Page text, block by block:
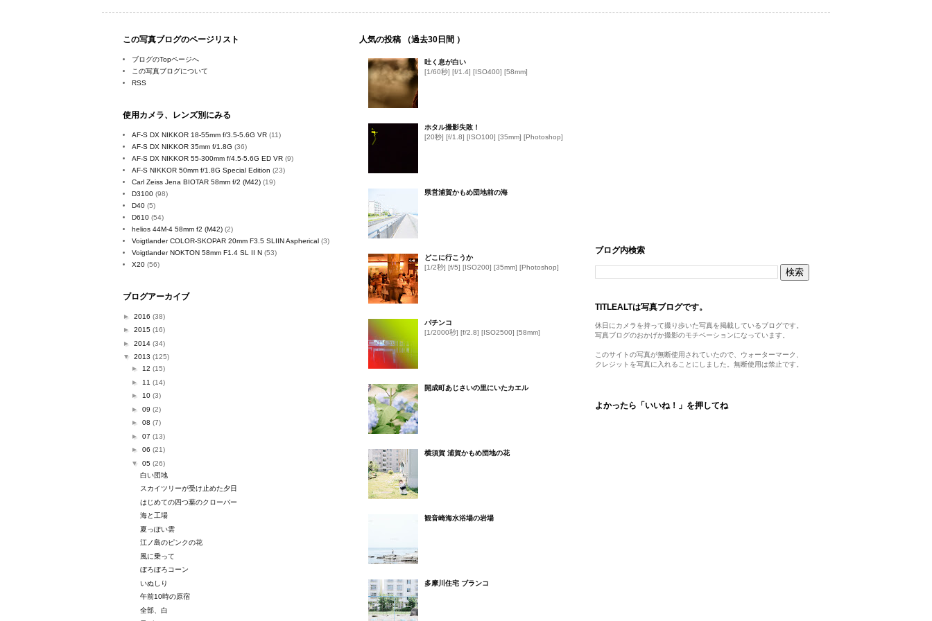
この写真ブログのページリスト
ブログのTopページへ
この写真ブログについて
RSS
使用カメラ、レンズ別にみる
AF-S DX NIKKOR 18-55mm f/3.5-5.6G VR (11)
AF-S DX NIKKOR 35mm f/1.8G (36)
AF-S DX NIKKOR 55-300mm f/4.5-5.6G ED VR (9)
AF-S NIKKOR 50mm f/1.8G Special Edition (23)
Carl Zeiss Jena BIOTAR 58mm f/2 (M42) (19)
D3100 (98)
D40 (5)
D610 (54)
helios 44M-4 58mm f2 (M42) (2)
Voigtlander COLOR-SKOPAR 20mm F3.5 SLIIN Aspherical (3)
Voigtlander NOKTON 58mm F1.4 SL II N (53)
X20 (56)
ブログアーカイブ
► 2016 (38)
► 2015 (16)
► 2014 (34)
▼ 2013 (125)
► 12 (15)
► 11 (14)
► 10 (3)
► 09 (2)
► 08 (7)
► 07 (13)
► 06 (21)
▼ 05 (26)
白い団地
スカイツリーが受け止めた夕日
はじめての四つ葉のクローバー
海と工場
夏っぽい雲
江ノ島のピンクの花
風に乗って
ぼろぼろコーン
いぬしり
午前10時の原宿
全部、白
人気の投稿 （過去30日間 ）
吐く息が白い
[1/60秒] [f/1.4] [ISO400] [58mm]
ホタル撮影失敗！
[20秒] [f/1.8] [ISO100] [35mm] [Photoshop]
県営浦賀かもめ団地前の海
どこに行こうか
[1/2秒] [f/5] [ISO200] [35mm] [Photoshop]
パチンコ
[1/2000秒] [f/2.8] [ISO2500] [58mm]
開成町あじさいの里にいたカエル
横須賀 浦賀かもめ団地の花
観音崎海水浴場の岩場
多摩川住宅 ブランコ
ブログ内検索
TITLEALTは写真ブログです。
休日にカメラを持って撮り歩いた写真を掲載しているブログです。
写真ブログのおかげか撮影のモチベーションになっています。
このサイトの写真が無断使用されていたので、ウォーターマーク、
クレジットを写真に入れることにしました。無断使用は禁止です。
よかったら「いいね！」を押してね